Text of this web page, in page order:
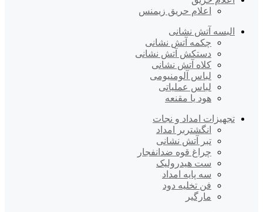
اعلام حریق زیمنس
البسه آتش نشانی
چکمه آتش نشانی
دستکش آتش نشانی
کلاه آتش نشانی
لباس آلومنیومی
لباس عملیاتی
هود یا مقنعه
تجهیزات امداد و نجات
انگشتربر امداد
تبر آتش نشانی
چراغ قوه ضدانفجار
ست هیدرولیک
سه پایه امداد
فن تخلیه دود
مارگیر